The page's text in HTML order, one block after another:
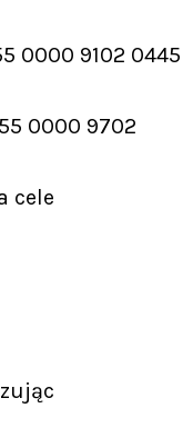
0000 9102 0445
0000 9702
cele